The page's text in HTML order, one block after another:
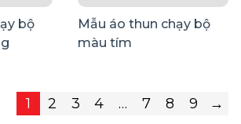
bộ
Mẫu áo thun chạy bộ
màu tím
1 2 3 4 … 7 8 9 →